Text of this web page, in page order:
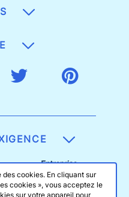
des cookies. En cliquant sur
cookies », vous acceptez le
sur votre appareil pour